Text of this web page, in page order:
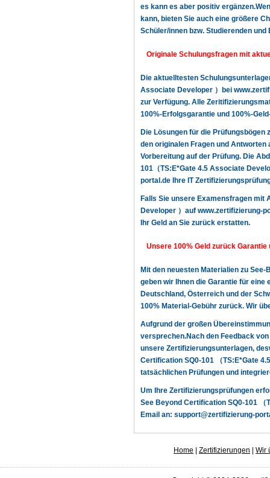
es kann es aber positiv
kann, bieten Sie auch eine größere
Schüler/innen bzw. Studierenden
Originale Schulungsfragen mit
Die aktuelltesten
Associate Developer ）bei
zur Verfügung. Alle
100%-Erfolgsgarantie und 100%-
Die Lösungen für die Prüfungsbögen
den originalen Fragen und
Vorbereitung auf der Prüfung. Die
101（TS:E*Gate 4.5 Associate
portal.de Ihre IT
Falls Sie unsere Examensfragen mit
Developer ）auf www.zertifizierung-
Ihr Geld an Sie zurück erstatten.
Unsere 100% Geld zurück
Mit den neuesten Materialien zu
geben wir Ihnen die Garantie für
Deutschland, Österreich und der
100% Material-Gebühr zurück. Wir
Aufgrund der großen
versprechen.Nach den Feedback
unsere Zertifizierungsunterlagen,
Certification SQ0-101 （TS:E*Gate
tatsächlichen Prüfungen und
Um Ihre Zertifizierungsprüfungen
See Beyond Certification SQ0-101
Email an: support@zertifizierung-
Home Zertifizierungen Wir